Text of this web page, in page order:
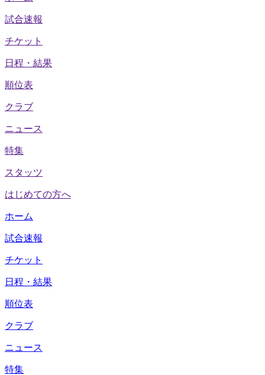
試合速報
チケット
日程・結果
順位表
クラブ
ニュース
特集
スタッツ
はじめての方へ
ホーム
試合速報
チケット
日程・結果
順位表
クラブ
ニュース
特集